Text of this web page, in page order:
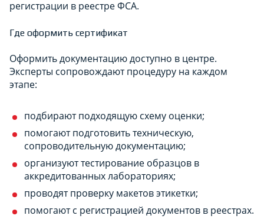
регистрации в реестре ФСА.
Где оформить сертификат
Оформить документацию доступно в центре.
Эксперты сопровождают процедуру на каждом
этапе:
подбирают подходящую схему оценки;
помогают подготовить техническую,
сопроводительную документацию;
организуют тестирование образцов в
аккредитованных лабораториях;
проводят проверку макетов этикетки;
помогают с регистрацией документов в реестрах.